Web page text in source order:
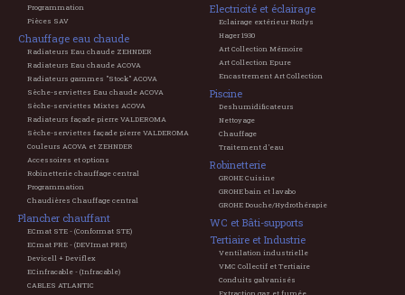
Programmation
Pièces SAV
Chauffage eau chaude
Radiateurs Eau chaude ZEHNDER
Radiateurs Eau chaude ACOVA
Radiateurs gammes "Stock" ACOVA
Sèche-serviettes Eau chaude ACOVA
Sèche-serviettes Mixtes ACOVA
Radiateurs façade pierre VALDEROMA
Sèche-serviettes façade pierre VALDEROMA
Couleurs ACOVA et ZEHNDER
Accessoires et options
Robinetterie chauffage central
Programmation
Chaudières Chauffage central
Plancher chauffant
ECmat STE - (Conformat STE)
ECmat PRE - (DEVImat PRE)
Devicell + Deviflex
ECinfracable - (Infracable)
CABLES ATLANTIC
Electricité et éclairage
Eclairage extérieur Norlys
Hager 1930
Art Collection Mémoire
Art Collection Epure
Encastrement Art Collection
Piscine
Deshumidificateurs
Nettoyage
Chauffage
Traitement d'eau
Robinetterie
GROHE Cuisine
GROHE bain et lavabo
GROHE Douche/Hydrothérapie
WC et Bâti-supports
Tertiaire et Industrie
Ventilation industrielle
VMC Collectif et Tertiaire
Conduits galvanisés